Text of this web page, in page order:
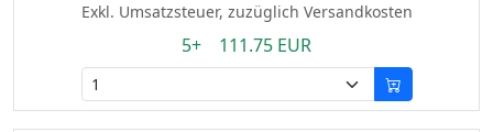
Exkl. Umsatzsteuer, zuzüglich Versandkosten
5+ 111.75 EUR